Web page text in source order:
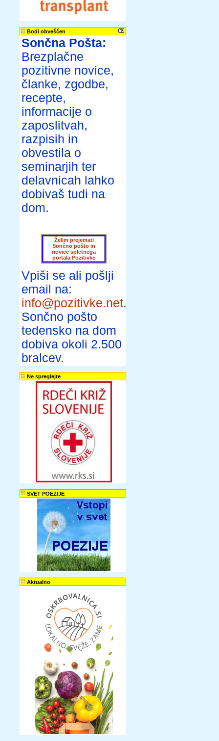
Bodi obveščen
Sončna Pošta:
Brezplačne
pozitivne novice,
članke, zgodbe,
recepte,
informacije o
zaposlitvah,
razpisih in
obvestila o
seminarjih ter
delavnicah lahko
dobivaš tudi na
dom.
Želim prejemati
Sončno pošto in
novice spletnega
portala Pozitivke
Vpiši se ali pošlji
email na:
info@pozitivke.net.
Sončno pošto
tedensko na dom
dobiva okoli 2.500
bralcev.
Ne spreglejte
SVET POEZIJE
Aktualno